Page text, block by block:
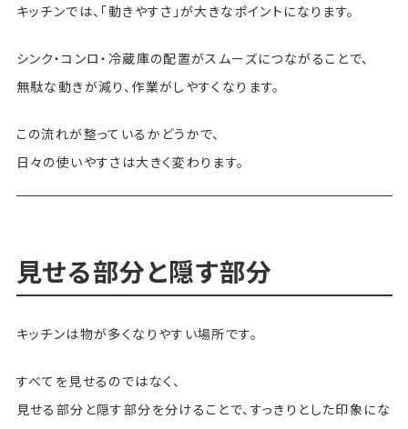
キッチンでは、「動きやすさ」が大きなポイントになります。
シンク・コンロ・冷蔵庫の配置がスムーズにつながることで、
無駄な動きが減り、作業がしやすくなります。
この流れが整っているかどうかで、
日々の使いやすさは大きく変わります。
見せる部分と隠す部分
キッチンは物が多くなりやすい場所です。
すべてを見せるのではなく、
見せる部分と隠す部分を分けることで、すっきりとした印象にな